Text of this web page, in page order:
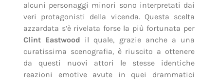
alcuni personaggi minori sono interpretati dai
veri protagonisti della vicenda. Questa scelta
azzardata s’è rivelata forse la più fortunata per
Clint Eastwood il quale, grazie anche a una
curatissima scenografia, è riuscito a ottenere
da questi nuovi attori le stesse identiche
reazioni emotive avute in quei drammatici